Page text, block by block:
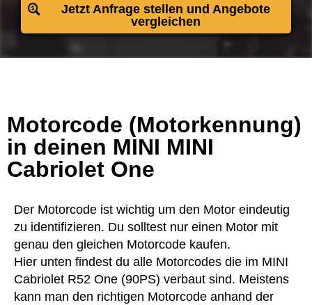
Jetzt Anfrage stellen und Angebote
vergleichen
Motorcode (Motorkennung)
in deinen MINI MINI
Cabriolet One
Der Motorcode ist wichtig um den Motor eindeutig
zu identifizieren. Du solltest nur einen Motor mit
genau den gleichen Motorcode kaufen.
Hier unten findest du alle Motorcodes die im MINI
Cabriolet R52 One (90PS) verbaut sind. Meistens
kann man den richtigen Motorcode anhand der